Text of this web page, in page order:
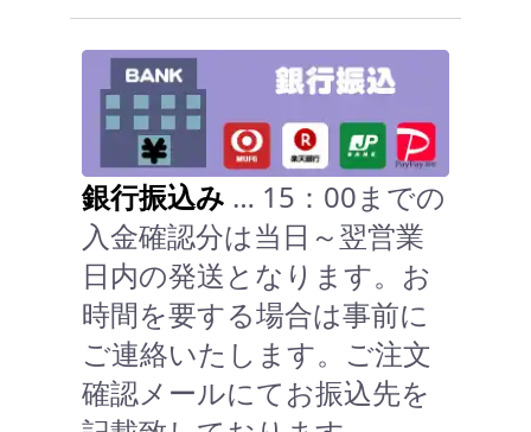
銀行振込み … 15：00までの
入金確認分は当日～翌営業
日内の発送となります。お
時間を要する場合は事前に
ご連絡いたします。ご注文
確認メールにてお振込先を